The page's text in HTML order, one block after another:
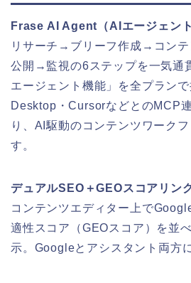
Frase AI Agent（AIエージェント
リサーチ→ブリーフ作成→コン
公開→監視の6ステップを一気通
エージェント機能」を全プラン
Desktop・CursorなどとのMCP
り、AI駆動のコンテンツワーク
す。
デュアルSEO＋GEOスコアリン
コンテンツエディター上で
適性スコア（GEOスコア）を並
示。Googleとアシスタント両方